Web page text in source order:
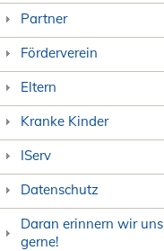
Partner
Förderverein
Eltern
Kranke Kinder
IServ
Datenschutz
Daran erinnern wir uns
gerne!